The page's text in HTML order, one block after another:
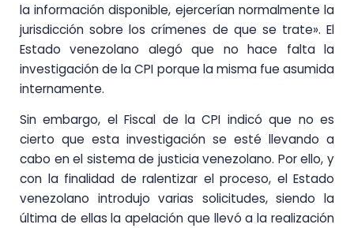
la información disponible, ejercerían normalmente la
jurisdicción sobre los crímenes de que se trate». El
Estado venezolano alegó que no hace falta la
investigación de la CPI porque la misma fue asumida
internamente.
Sin embargo, el Fiscal de la CPI indicó que no es
cierto que esta investigación se esté llevando a
cabo en el sistema de justicia venezolano. Por ello, y
con la finalidad de ralentizar el proceso, el Estado
venezolano introdujo varias solicitudes, siendo la
última de ellas la apelación que llevó a la realización